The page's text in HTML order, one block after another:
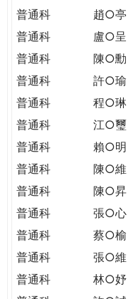
普通科
趙○亭
普通科
盧○呈
普通科
陳○勳
普通科
許○瑜
普通科
程○琳
普通科
江○璽
普通科
賴○明
普通科
陳○維
普通科
陳○昇
普通科
張○心
普通科
蔡○榆
普通科
張○維
普通科
林○妤